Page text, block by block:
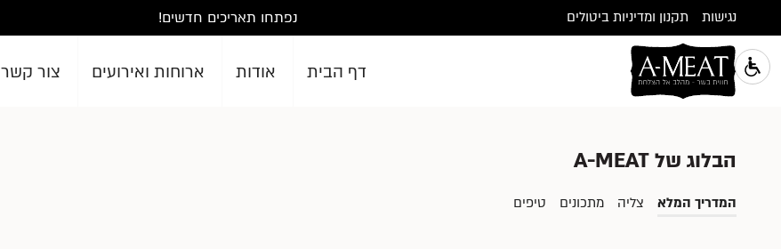
נפתחו תאריכים חדשים! נגישות תקנון ומדיניות ביטולים
דף הבית אודות ארוחות ואירועים צור קשר
הבלוג של A-MEAT
המדריך המלא צליה מתכונים טיפים